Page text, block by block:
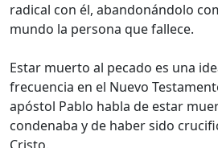
radical con él, abandonándolo
mundo la persona que fallece.
Estar muerto al pecado es una
frecuencia en el Nuevo
apóstol Pablo habla de estar
condenaba y de haber sido